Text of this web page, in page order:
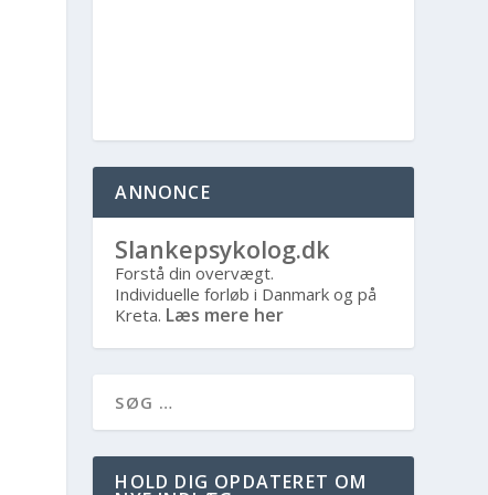
ANNONCE
Slankepsykolog.dk
Forstå din overvægt.
Individuelle forløb i Danmark og på
Kreta. Læs mere her
HOLD DIG OPDATERET OM